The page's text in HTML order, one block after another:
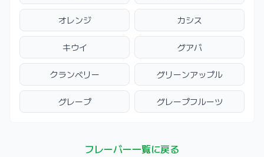
オレンジ カシス
キウイ グアバ
クランベリー グリーンアップル
グレープ グレープフルーツ
フレーバー一覧に戻る